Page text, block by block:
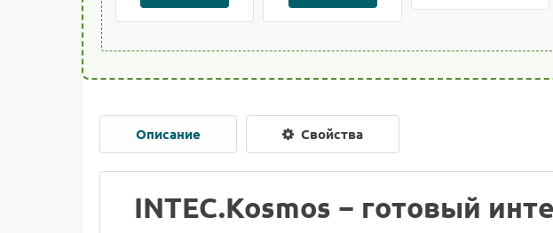
Описание Свойства
INTEC.Kosmos − готовый